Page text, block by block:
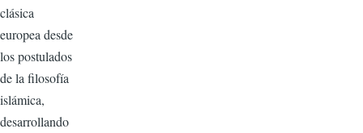
clásica
europea desde
los postulados
de la filosofía
islámica,
desarrollando